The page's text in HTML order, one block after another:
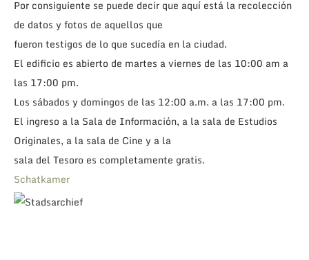
Por consiguiente se puede decir que aquí está la recolección
de datos y fotos de aquellos que
fueron testigos de lo que sucedía en la ciudad.
El edificio es abierto de martes a viernes de las 10:00 am a
las 17:00 pm.
Los sábados y domingos de las 12:00 a.m. a las 17:00 pm.
El ingreso a la Sala de Información, a la sala de Estudios
Originales, a la sala de Cine y a la
sala del Tesoro es completamente gratis.
Schatkamer